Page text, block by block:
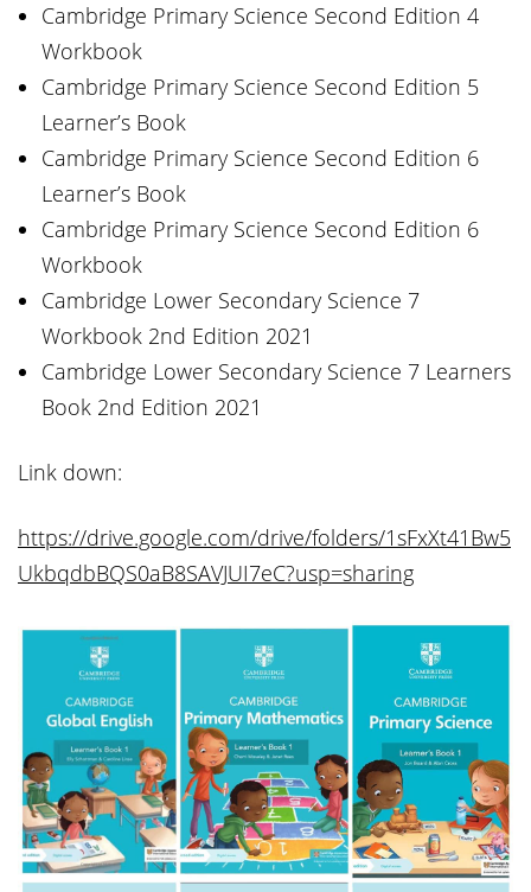
Cambridge Primary Science Second Edition 4
Workbook
Cambridge Primary Science Second Edition 5
Learner’s Book
Cambridge Primary Science Second Edition 6
Learner’s Book
Cambridge Primary Science Second Edition 6
Workbook
Cambridge Lower Secondary Science 7
Workbook 2nd Edition 2021
Cambridge Lower Secondary Science 7 Learners
Book 2nd Edition 2021
Link down:
https://drive.google.com/drive/folders/1sFxXt41Bw5
UkbqdbBQS0aB8SAVJUI7eC?usp=sharing